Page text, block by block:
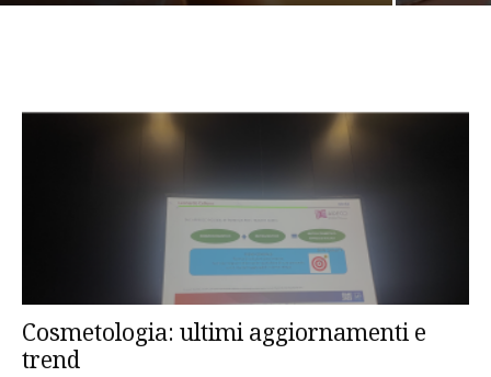
Cosmetologia: ultimi aggiornamenti e
trend